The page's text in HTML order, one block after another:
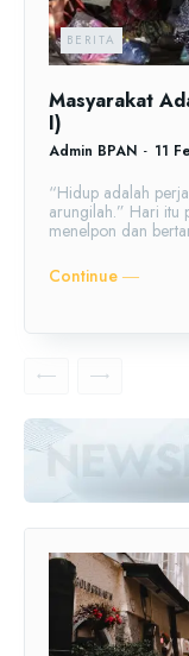
BERITA
Masyarakat
I)
Admin BPAN - 11
“Hidup adalah
arungilah.” Hari itu
menelpon dan
Continue ―